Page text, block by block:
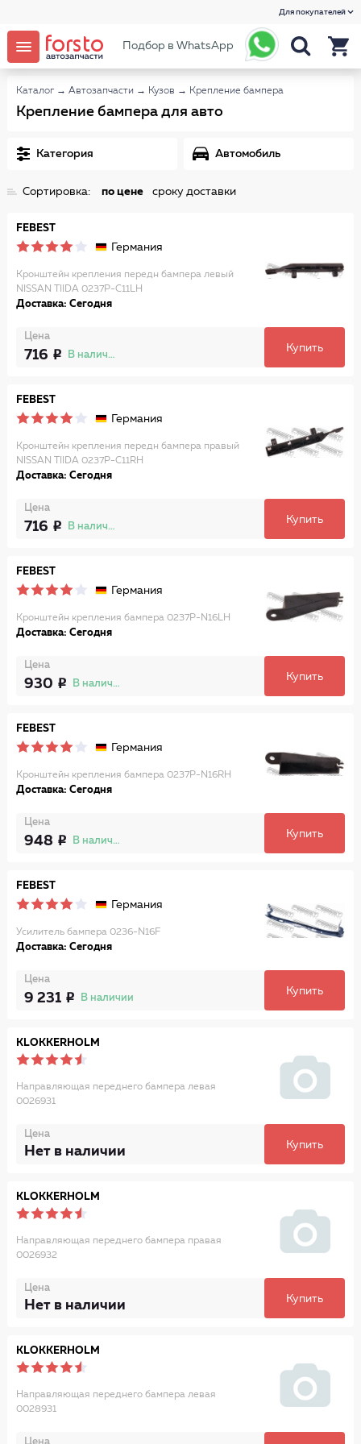
Для покупателей
Подбор в WhatsApp
Каталог → Автозапчасти → Кузов → Крепление бампера
Крепление бампера для авто
Категория Автомобиль
Сортировка: по цене сроку доставки
FEBEST
Германия
Кронштейн крепления передн бампера левый
NISSAN TIIDA 0237P-C11LH
Доставка: Сегодня
Цена
716 В наличии
Купить
FEBEST
Германия
Кронштейн крепления передн бампера правый
NISSAN TIIDA 0237P-C11RH
Доставка: Сегодня
Цена
716 В наличии
Купить
FEBEST
Германия
Кронштейн крепления бампера 0237P-N16LH
Доставка: Сегодня
Цена
930 В наличии
Купить
FEBEST
Германия
Кронштейн крепления бампера 0237P-N16RH
Доставка: Сегодня
Цена
948 В наличии
Купить
FEBEST
Германия
Усилитель бампера 0236-N16F
Доставка: Сегодня
Цена
9 231 В наличии
Купить
KLOKKERHOLM
Направляющая переднего бампера левая
0026931
Цена
Нет в наличии Купить
KLOKKERHOLM
Направляющая переднего бампера правая
0026932
Цена
Нет в наличии Купить
KLOKKERHOLM
Направляющая переднего бампера левая
0028931
Цена